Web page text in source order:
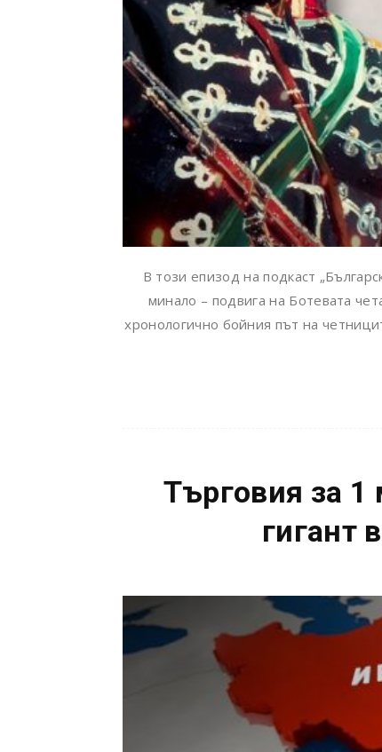
В този епизод на подкаст
минало – подвига на Ботевата
хронологично бойния път на
Търговия за
гигант